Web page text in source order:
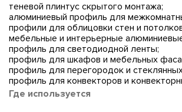
теневой плинтус скрытого монтажа;
алюминиевый профиль для
профили для облицовки стен и
мебельные и интерьерные
профиль для светодиодной ленты;
профиль для шкафов и мебельных
профиль для перегородок и
профиль для конвекторов и
Где используется